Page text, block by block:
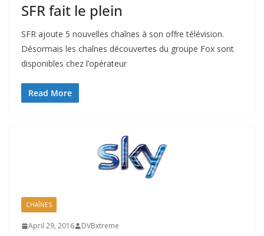
SFR fait le plein
SFR ajoute 5 nouvelles chaînes à son offre télévision.
Désormais les chaînes découvertes du groupe Fox sont
disponibles chez l’opérateur
Read More
CHAÎNES
April 29, 2016 DVBxtreme